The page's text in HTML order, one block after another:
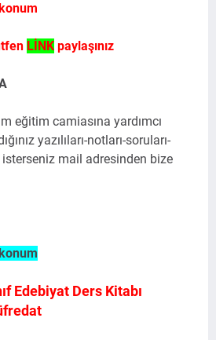
LİNK paylaşınız
eğitim camiasına yardımcı
yazılıları-notları-soruları-
mail adresinden bize
Edebiyat Ders Kitabı